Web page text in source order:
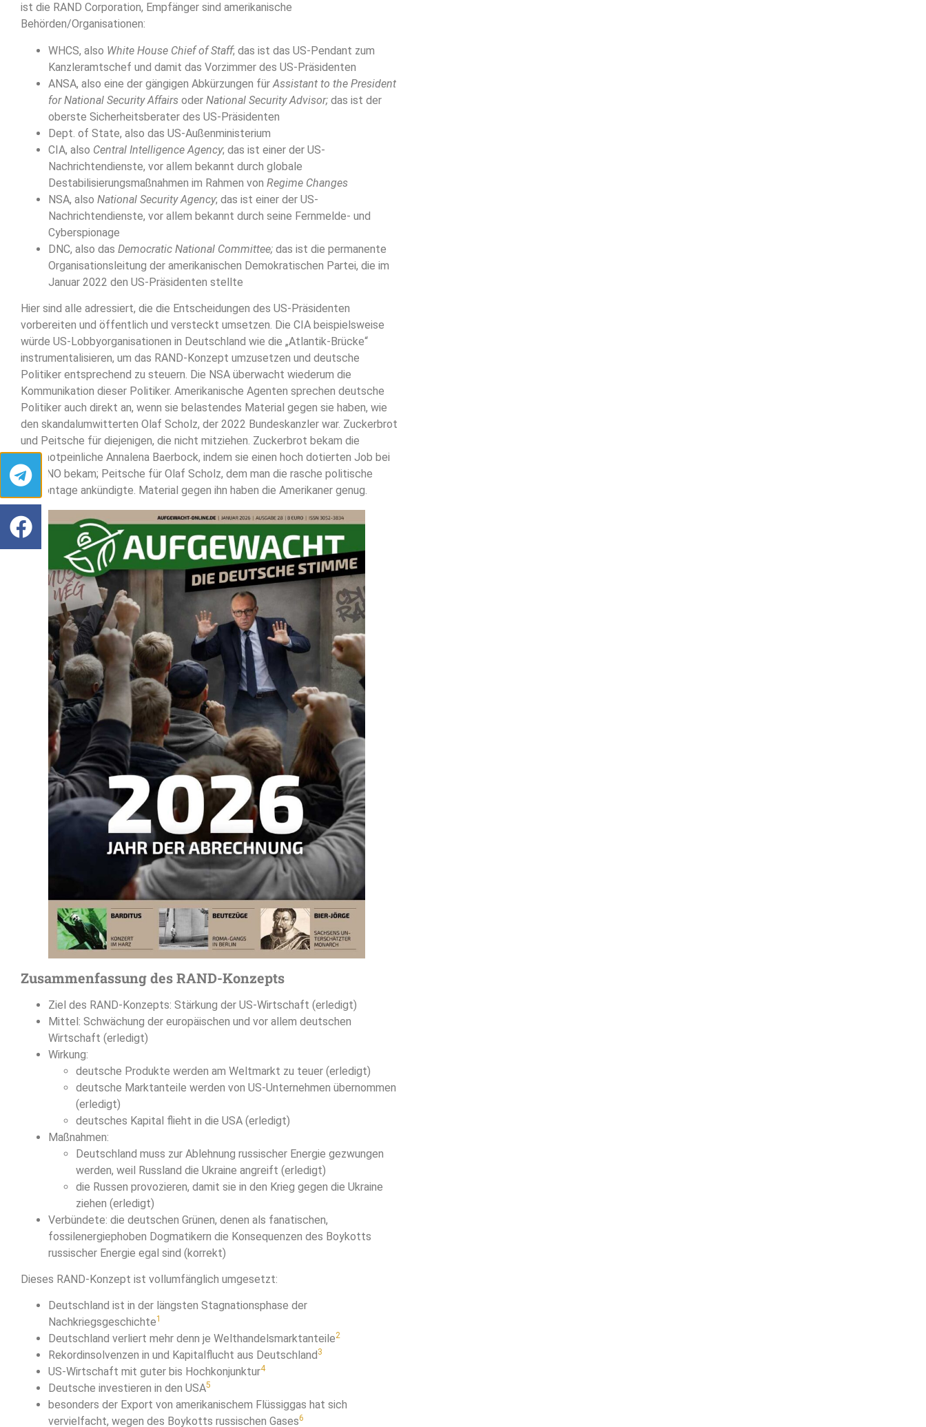
ist die RAND Corporation, Empfänger sind amerikanische
Behörden/Organisationen:
WHCS, also White House Chief of Staff; das ist das US-Pendant zum
Kanzleramtschef und damit das Vorzimmer des US-Präsidenten
ANSA, also eine der gängigen Abkürzungen für Assistant to the President
for National Security Affairs oder National Security Advisor; das ist der
oberste Sicherheitsberater des US-Präsidenten
Dept. of State, also das US-Außenministerium
CIA, also Central Intelligence Agency; das ist einer der US-
Nachrichtendienste, vor allem bekannt durch globale
Destabilisierungsmaßnahmen im Rahmen von Regime Changes
NSA, also National Security Agency; das ist einer der US-
Nachrichtendienste, vor allem bekannt durch seine Fernmelde- und
Cyberspionage
DNC, also das Democratic National Committee; das ist die permanente
Organisationsleitung der amerikanischen Demokratischen Partei, die im
Januar 2022 den US-Präsidenten stellte
Hier sind alle adressiert, die die Entscheidungen des US-Präsidenten
vorbereiten und öffentlich und versteckt umsetzen. Die CIA beispielsweise
würde US-Lobbyorganisationen in Deutschland wie die „Atlantik-Brücke“
instrumentalisieren, um das RAND-Konzept umzusetzen und deutsche
Politiker entsprechend zu steuern. Die NSA überwacht wiederum die
Kommunikation dieser Politiker. Amerikanische Agenten sprechen deutsche
Politiker auch direkt an, wenn sie belastendes Material gegen sie haben, wie
den skandalumwitterten Olaf Scholz, der 2022 Bundeskanzler war. Zuckerbrot
und Peitsche für diejenigen, die nicht mitziehen. Zuckerbrot bekam die
hochnotpeinliche Annalena Baerbock, indem sie einen hoch dotierten Job bei
der UNO bekam; Peitsche für Olaf Scholz, dem man die rasche politische
Demontage ankündigte. Material gegen ihn haben die Amerikaner genug.
Zusammenfassung des RAND-Konzepts
Ziel des RAND-Konzepts: Stärkung der US-Wirtschaft (erledigt)
Mittel: Schwächung der europäischen und vor allem deutschen
Wirtschaft (erledigt)
Wirkung:
deutsche Produkte werden am Weltmarkt zu teuer (erledigt)
deutsche Marktanteile werden von US-Unternehmen übernommen
(erledigt)
deutsches Kapital flieht in die USA (erledigt)
Maßnahmen:
Deutschland muss zur Ablehnung russischer Energie gezwungen
werden, weil Russland die Ukraine angreift (erledigt)
die Russen provozieren, damit sie in den Krieg gegen die Ukraine
ziehen (erledigt)
Verbündete: die deutschen Grünen, denen als fanatischen,
fossilenergiephoben Dogmatikern die Konsequenzen des Boykotts
russischer Energie egal sind (korrekt)
Dieses RAND-Konzept ist vollumfänglich umgesetzt:
Deutschland ist in der längsten Stagnationsphase der
Nachkriegsgeschichte1
Deutschland verliert mehr denn je Welthandelsmarktanteile2
Rekordinsolvenzen in und Kapitalflucht aus Deutschland 3
US-Wirtschaft mit guter bis Hochkonjunktur4
Deutsche investieren in den USA5
besonders der Export von amerikanischem Flüssiggas hat sich
vervielfacht, wegen des Boykotts russischen Gases6